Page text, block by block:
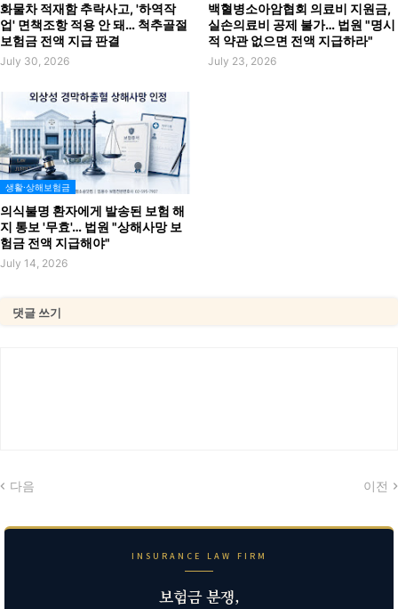
화물차 적재함 추락사고, '하역작
업' 면책조항 적용 안 돼… 척추골절
보험금 전액 지급 판결
July 30, 2026
백혈병소아암협회 의료비 지원금,
실손의료비 공제 불가… 법원 "명시
적 약관 없으면 전액 지급하라"
July 23, 2026
생활·상해보험금
의식불명 환자에게 발송된 보험 해
지 통보 '무효'… 법원 "상해사망 보
험금 전액 지급해야"
July 14, 2026
댓글 쓰기
다음 이전
INSURANCE LAW FIRM
보험금 분쟁,